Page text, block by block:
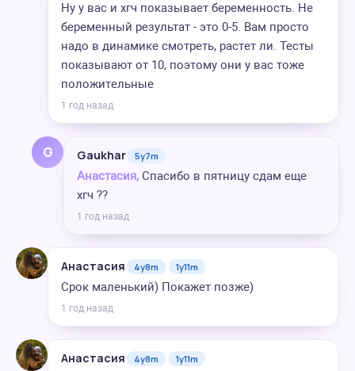
Ну у вас и хгч показывает беременность. Не
беременный результат - это 0-5. Вам просто
надо в динамике смотреть, растет ли. Тесты
показывают от 10, поэтому они у вас тоже
положительные
1 год назад
G Gaukhar 5y7m
Анастасия, Спасибо в пятницу сдам еще
хгч ??
1 год назад
Анастасия 4y8m 1y11m
Срок маленький) Покажет позже)
1 год назад
Анастасия 4y8m 1y11m